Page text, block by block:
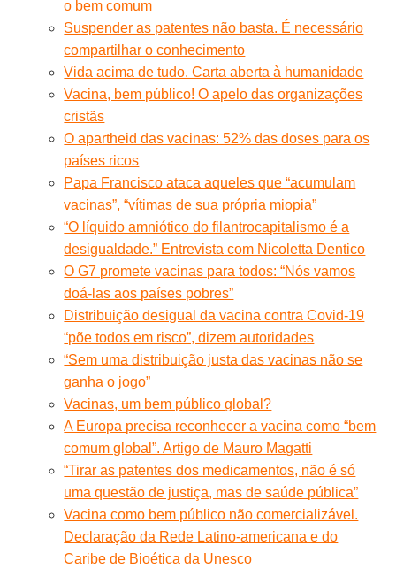
o bem comum
Suspender as patentes não basta. É necessário
compartilhar o conhecimento
Vida acima de tudo. Carta aberta à humanidade
Vacina, bem público! O apelo das organizações
cristãs
O apartheid das vacinas: 52% das doses para os
países ricos
Papa Francisco ataca aqueles que “acumulam
vacinas”, “vítimas de sua própria miopia”
“O líquido amniótico do filantrocapitalismo é a
desigualdade.” Entrevista com Nicoletta Dentico
O G7 promete vacinas para todos: “Nós vamos
doá-las aos países pobres”
Distribuição desigual da vacina contra Covid-19
“põe todos em risco”, dizem autoridades
“Sem uma distribuição justa das vacinas não se
ganha o jogo”
Vacinas, um bem público global?
A Europa precisa reconhecer a vacina como “bem
comum global”. Artigo de Mauro Magatti
“Tirar as patentes dos medicamentos, não é só
uma questão de justiça, mas de saúde pública”
Vacina como bem público não comercializável.
Declaração da Rede Latino-americana e do
Caribe de Bioética da Unesco